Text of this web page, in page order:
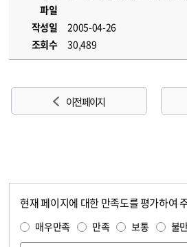
파일
작성일
2005-04-26
조회수
30,489
이전 페이지
현재 페이지에 대한 만족도를 평가하여
매우만족 만족 보통 불